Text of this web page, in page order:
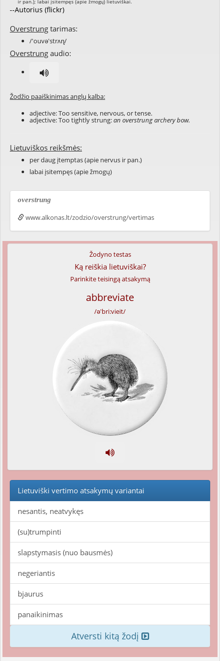
--Autorius (flickr)
Overstrung tarimas:
/'ouvə'strʌɳ/
Overstrung audio:
Žodžio paaiškinimas anglų kalba:
adjective: Too sensitive, nervous, or tense.
adjective: Too tightly strung:an overstrung archery bow.
Lietuviškos reikšmės:
per daug įtemptas (apie nervus ir pan.)
labai įsitempęs (apie žmogų)
overstrung
www.alkonas.lt/zodzio/overstrung/vertimas
Žodyno testas
Ką reiškia lietuviškai?
Parinkite teisingą atsakymą
abbreviate
/ə'bri:vieit/
Lietuviški vertimo atsakymų variantai
nesantis, neatvykęs
(su)trumpinti
slapstymasis (nuo bausmės)
negeriantis
bjaurus
panaikinimas
Atversti kitą žodį